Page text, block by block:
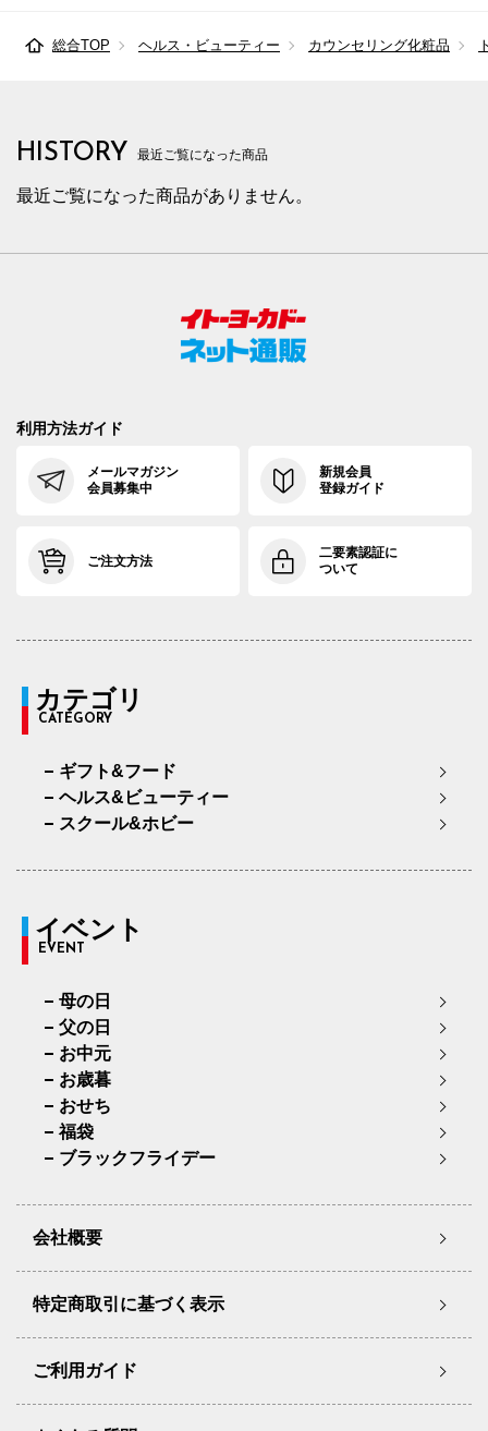
総合TOP ヘルス・ビューティー カウンセリング化粧品
HISTORY 最近ご覧になった商品
最近ご覧になった商品がありません。
利用方法ガイド
メールマガジン
会員募集中
新規会員
登録ガイド
ご注文方法
二要素認証に
ついて
カテゴリ
CATEGORY
ギフト&フード
ヘルス&ビューティー
スクール&ホビー
イベント
EVENT
母の日
父の日
お中元
お歳暮
おせち
福袋
ブラックフライデー
会社概要
特定商取引に基づく表示
ご利用ガイド